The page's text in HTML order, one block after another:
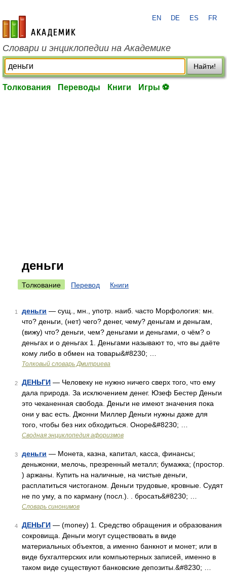
academic.ru
EN DE ES FR
Словари и энциклопедии на Академике
Найти!
Толкования Переводы Книги Игры ⚽
деньги
Толкование Перевод Книги
1 деньги — сущ., мн., употр. наиб. часто Морфология: мн.
что? деньги, (нет) чего? денег, чему? деньгам и деньгам,
(вижу) что? деньги, чем? деньгами и деньгами, о чём? о
деньгах и о деньгах 1. Деньгами называют то, что вы даёте
кому либо в обмен на товары&#8230; …
Толковый словарь Дмитриева
2 ДЕНЬГИ — Человеку не нужно ничего сверх того, что ему
дала природа. За исключением денег. Юзеф Бестер Деньги
это чеканенная свобода. Деньги не имеют значения пока
они у вас есть. Джонни Миллер Деньги нужны даже для
того, чтобы без них обходиться. Оноре&#8230; …
Сводная энциклопедия афоризмов
3 деньги — Монета, казна, капитал, касса, финансы;
деньжонки, мелочь, презренный металл; бумажка; (простор.
) аржаны. Купить на наличные, на чистые деньги,
расплатиться чистоганом. Деньги трудовые, кровные. Судят
не по уму, а по карману (посл.). . бросать&#8230; …
Словарь синонимов
4 ДЕНЬГИ — (money) 1. Средство обращения и образования
сокровища. Деньги могут существовать в виде
материальных объектов, а именно банкнот и монет; или в
виде бухгалтерских или компьютерных записей, именно в
таком виде существуют банковские депозиты.&#8230; …